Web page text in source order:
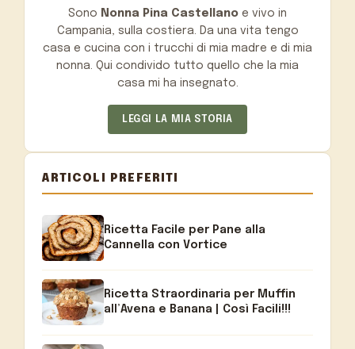
Sono Nonna Pina Castellano e vivo in
Campania, sulla costiera. Da una vita tengo
casa e cucina con i trucchi di mia madre e di mia
nonna. Qui condivido tutto quello che la mia
casa mi ha insegnato.
LEGGI LA MIA STORIA
ARTICOLI PREFERITI
Ricetta Facile per Pane alla
Cannella con Vortice
Ricetta Straordinaria per Muffin
all’Avena e Banana | Così Facili!!!